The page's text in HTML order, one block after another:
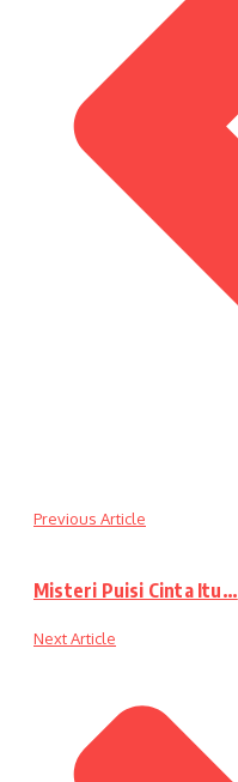
Previous Article
Misteri Puisi Cinta Itu…
Next Article